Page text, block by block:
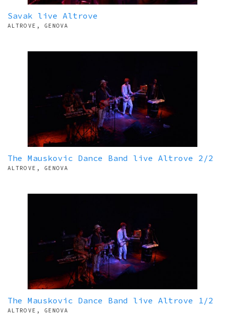
Savak live Altrove
ALTROVE, GENOVA
The Mauskovic Dance Band live Altrove 2/2
ALTROVE, GENOVA
The Mauskovic Dance Band live Altrove 1/2
ALTROVE, GENOVA